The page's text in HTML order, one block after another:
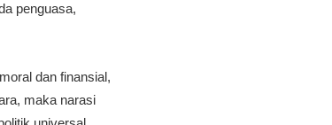
penguasa,
dan finansial,
maka narasi